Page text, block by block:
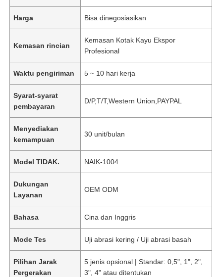
Harga Bisa dinegosiasikan
Kemasan rincian
Kemasan Kotak Kayu Ekspor
Profesional
Waktu pengiriman 5 ~ 10 hari kerja
Syarat-syarat
pembayaran
D/P,T/T,Western Union,PAYPAL
Menyediakan
kemampuan
30 unit/bulan
Model TIDAK. NAIK-1004
Dukungan
Layanan
OEM ODM
Bahasa Cina dan Inggris
Mode Tes Uji abrasi kering / Uji abrasi basah
Pilihan Jarak
Pergerakan
5 jenis opsional | Standar: 0,5", 1", 2",
3", 4" atau ditentukan